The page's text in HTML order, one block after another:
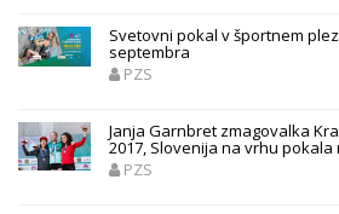
Svetovni pokal v športnem
septembra
PZS
Janja Garnbret zmagovalka
2017, Slovenija na vrhu
PZS